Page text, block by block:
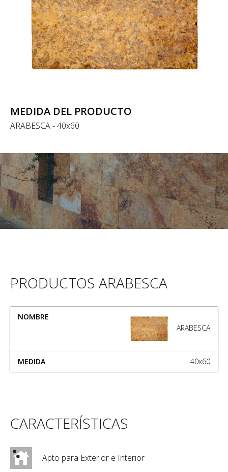
MEDIDA DEL PRODUCTO
ARABESCA - 40x60
PRODUCTOS ARABESCA
NOMBRE
ARABESCA
40x60
CARACTERÍSTICAS
Apto para Exterior e Interior